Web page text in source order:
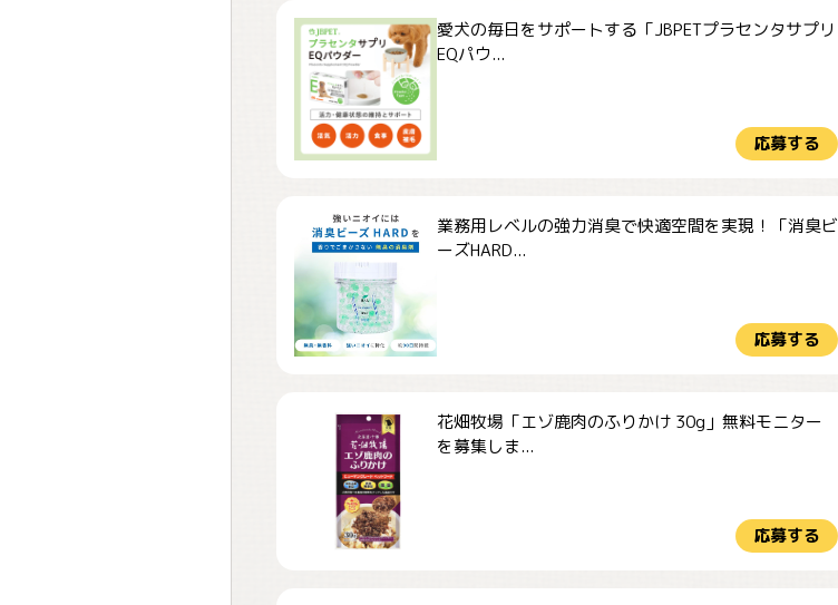
愛犬の毎日をサポートする「JBPETプラセンタサプリ
EQパウ...
応募する
業務用レベルの強力消臭で快適空間を実現！「消臭ビ
ーズHARD...
応募する
花畑牧場「エゾ鹿肉のふりかけ 30g」無料モニター
を募集しま...
応募する